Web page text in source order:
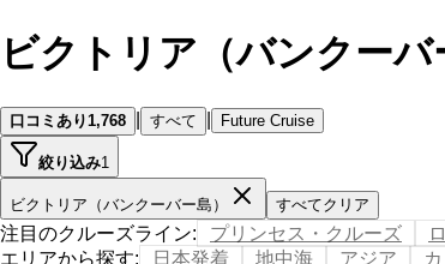
ビクトリア（バンクーバ
口コミあり1,768 すべて Future Cruise
絞り込み1
ビクトリア（バンクーバー島） すべてクリア
注目のクルーズライン: プリンセス・クルーズ
エリアから探す: 日本発着 地中海 アジア